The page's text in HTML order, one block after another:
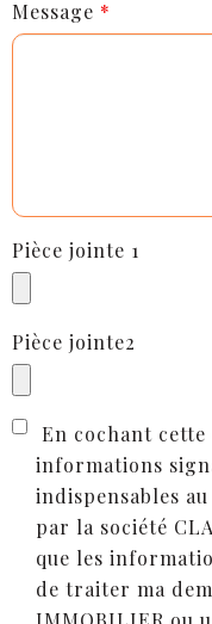
Message *
Pièce jointe 1
Pièce jointe2
En cochant cette
informations
indispensables
par la société
que les
de traiter ma